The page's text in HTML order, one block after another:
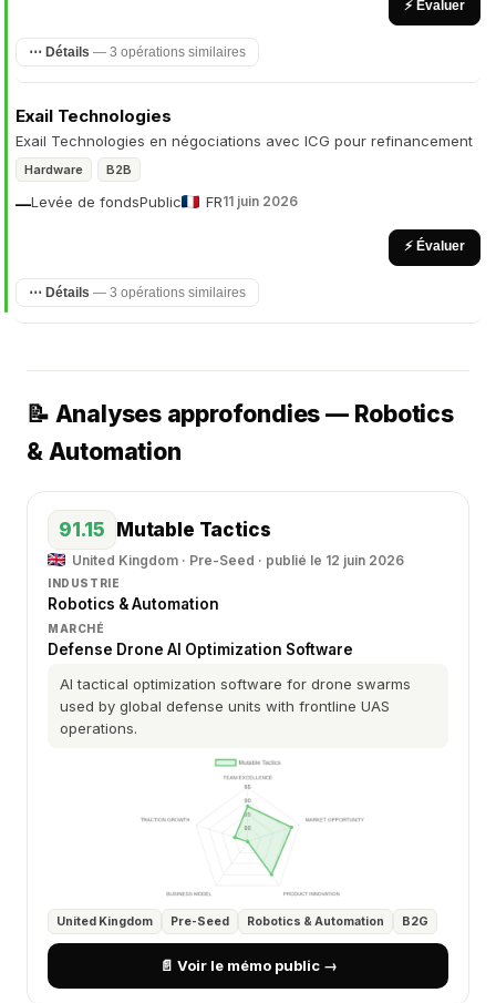
⚡ Évaluer
⋯ Détails — 3 opérations similaires
Exail Technologies
Exail Technologies en négociations avec ICG pour refinancement
Hardware B2B
Levée de fonds
— Public FR11 juin 2026
⚡ Évaluer
⋯ Détails — 3 opérations similaires
📝 Analyses approfondies — Robotics
& Automation
91.15 Mutable Tactics
United Kingdom · Pre-Seed · publié le 12 juin 2026
INDUSTRIE
Robotics & Automation
MARCHÉ
Defense Drone AI Optimization Software
AI tactical optimization software for drone swarms
used by global defense units with frontline UAS
operations.
United Kingdom Pre-Seed Robotics & Automation B2G
📄 Voir le mémo public →